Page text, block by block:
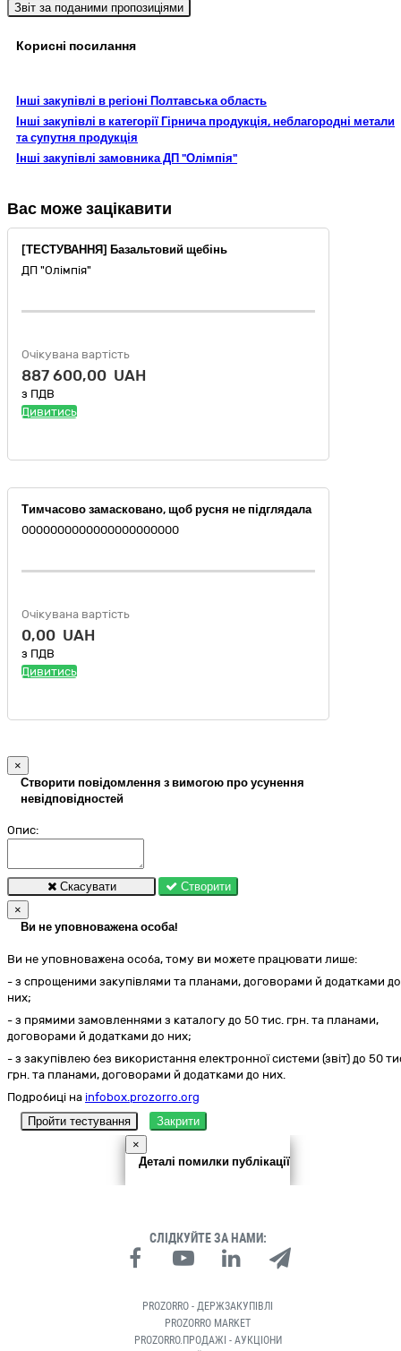
Звіт за поданими пропозиціями
Корисні посилання
Інші закупівлі в регіоні Полтавська область
Інші закупівлі в категорії Гірнича продукція, неблагородні метали
та супутня продукція
Інші закупівлі замовника ДП "Олімпія"
Вас може зацікавити
[ТЕСТУВАННЯ] Базальтовий щебінь
ДП "Олімпія"
Очікувана вартість
887 600,00 UAH
з ПДВ
Дивитись
Тимчасово замасковано, щоб русня не підглядала
0000000000000000000000
Очікувана вартість
0,00 UAH
з ПДВ
Дивитись
×
Створити повідомлення з вимогою про усунення
невідповідностей
Опис:
Скасувати
Створити
×
Ви не уповноважена особа!
Ви не уповноважена особа, тому ви можете працювати лише:
- з спрощеними закупівлями та планами, договорами й додатками до
них;
- з прямими замовленнями з каталогу до 50 тис. грн. та планами,
договорами й додатками до них;
- з закупівлею без використання електронної системи (звіт) до 50
грн. та планами, договорами й додатками до них.
Подробиці на infobox.prozorro.org
Пройти тестування
Закрити
×
Деталі помилки публікації
СЛІДКУЙТЕ ЗА НАМИ:
PROZORRO - ДЕРЖЗАКУПІВЛІ
PROZORRO MARKET
PROZORRO.ПРОДАЖІ - АУКЦІОНИ